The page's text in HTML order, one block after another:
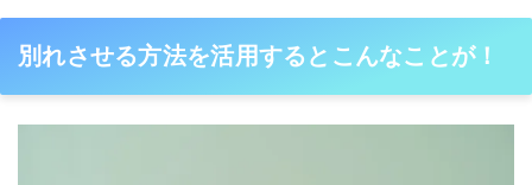
別れさせる方法を活用するとこんなことが！